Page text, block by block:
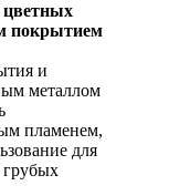
цветных
покрытием
и
металлом
пламенем,
для
грубых